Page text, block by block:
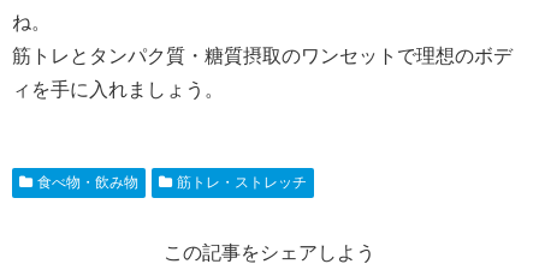
ね。
筋トレとタンパク質・糖質摂取のワンセットで理想のボデ
ィを手に入れましょう。
食べ物・飲み物 筋トレ・ストレッチ
この記事をシェアしよう